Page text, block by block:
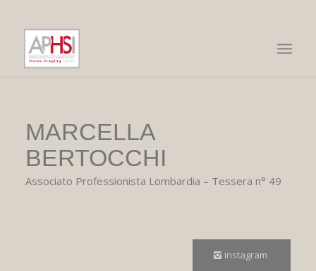
MARCELLA
BERTOCCHI
Associato Professionista Lombardia – Tessera n° 49
instagram